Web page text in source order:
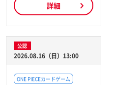
詳細
公認
2026.08.16（日）13:00
ONE PIECEカードゲーム